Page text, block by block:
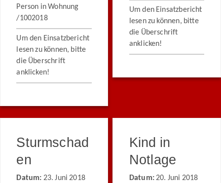
Person in Wohnung
/1002018
Um den Einsatzbericht
lesen zu können, bitte
die Überschrift
anklicken!
Um den Einsatzbericht
lesen zu können, bitte
die Überschrift
anklicken!
Sturmschad
en
Datum: 23. Juni 2018
Kind in
Notlage
Datum:20. Juni 2018